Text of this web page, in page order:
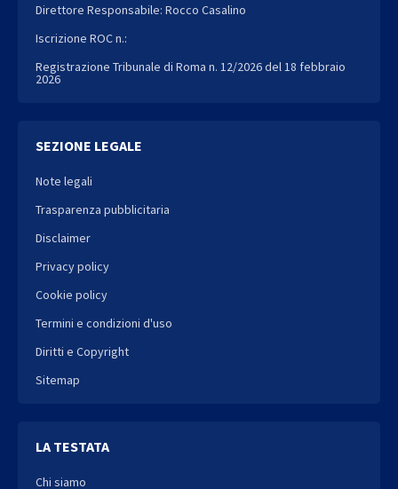
Direttore Responsabile: Rocco Casalino
Iscrizione ROC n.:
Registrazione Tribunale di Roma n. 12/2026 del 18 febbraio
2026
SEZIONE LEGALE
Note legali
Trasparenza pubblicitaria
Disclaimer
Privacy policy
Cookie policy
Termini e condizioni d'uso
Diritti e Copyright
Sitemap
LA TESTATA
Chi siamo